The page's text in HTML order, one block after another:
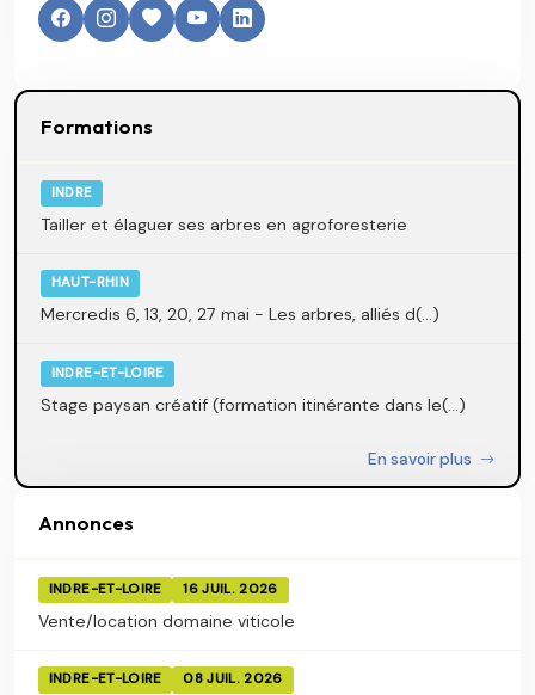
Formations
INDRE
Tailler et élaguer ses arbres en agroforesterie
HAUT-RHIN
Mercredis 6, 13, 20, 27 mai - Les arbres, alliés d(...)
INDRE-ET-LOIRE
Stage paysan créatif (formation itinérante dans le(...)
En savoir plus
Annonces
INDRE-ET-LOIRE 16 JUIL. 2026
Vente/location domaine viticole
INDRE-ET-LOIRE 08 JUIL. 2026